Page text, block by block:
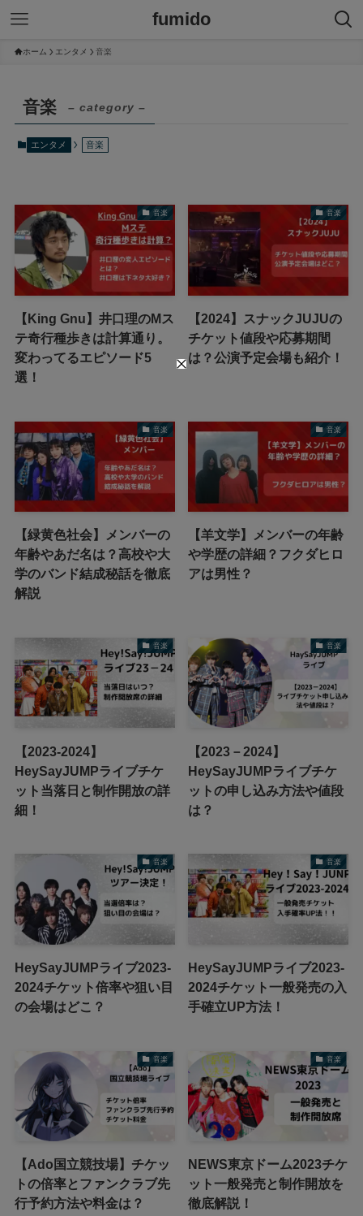
fumido
ホーム エンタメ 音楽
音楽 – category –
エンタメ 音楽
音楽
【King Gnu】井口理のMス
テ奇行種歩きは計算通り。
変わってるエピソード5
選！
音楽
【2024】スナックJUJUの
チケット値段や応募期間
は？公演予定会場も紹介！
音楽
【緑黄色社会】メンバーの
年齢やあだ名は？高校や大
学のバンド結成秘話を徹底
解説
音楽
【羊文学】メンバーの年齢
や学歴の詳細？フクダヒロ
アは男性？
音楽
【2023-2024】
HeySayJUMPライブチケ
ット当落日と制作開放の詳
細！
音楽
【2023－2024】
HeySayJUMPライブチケ
ットの申し込み方法や値段
は？
音楽
HeySayJUMPライブ2023-
2024チケット倍率や狙い目
の会場はどこ？
音楽
HeySayJUMPライブ2023-
2024チケット一般発売の入
手確立UP方法！
音楽
【Ado国立競技場】チケッ
トの倍率とファンクラブ先
行予約方法や料金は？
音楽
NEWS東京ドーム2023チケ
ット一般発売と制作開放を
徹底解説！